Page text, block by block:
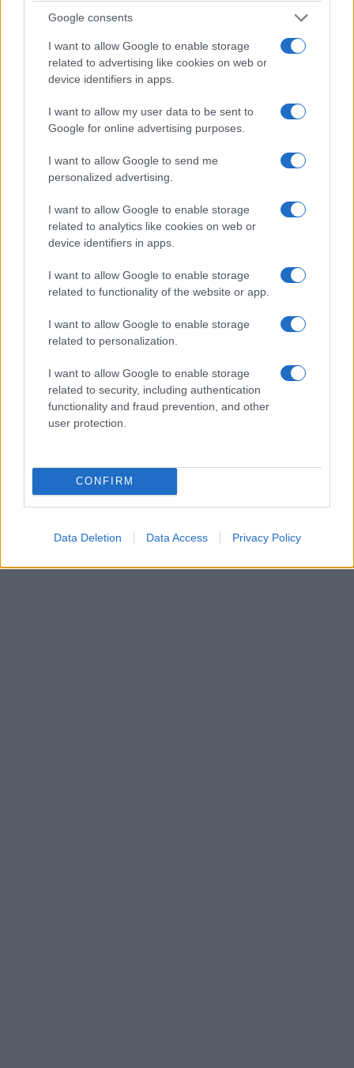
Google consents
I want to allow Google to enable storage
related to advertising like cookies on web or
device identifiers in apps.
I want to allow my user data to be sent to
Google for online advertising purposes.
I want to allow Google to send me
personalized advertising.
I want to allow Google to enable storage
related to analytics like cookies on web or
device identifiers in apps.
I want to allow Google to enable storage
related to functionality of the website or app.
I want to allow Google to enable storage
related to personalization.
I want to allow Google to enable storage
related to security, including authentication
functionality and fraud prevention, and other
user protection.
CONFIRM
Data Deletion Data Access Privacy Policy
maską", choć nie ma tam
już w październiku.
Nowości nie zabraknie
Redakcja autoGALERIA.pl
BEZPIECZEŃSTWO I
PRZEPISY
3 ZDJĘĆ
Wierzyli nawigacji,
zawracali na...
ekspresówce. Cztery
nowej S1 są ważnym
ostrzeżeniem
PRODUCENCI I RYNEK
15 ZDJĘĆ
Tak naprawdę tak miało
wyglądać Lamborghini
dumy
Redakcja autoGALERIA.pl